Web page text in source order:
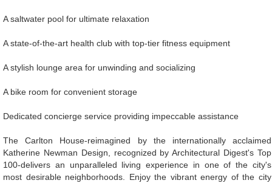
A saltwater pool for ultimate relaxation
A state-of-the-art health club with top-tier fitness equipment
A stylish lounge area for unwinding and socializing
A bike room for convenient storage
Dedicated concierge service providing impeccable assistance
The Carlton House-reimagined by the internationally acclaimed
Katherine Newman Design, recognized by Architectural Digest's Top
100-delivers an unparalleled living experience in one of the city's
most desirable neighborhoods. Enjoy the vibrant energy of the city